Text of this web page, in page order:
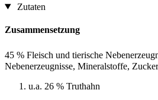
Zutaten
Zusammensetzung
45 % Fleisch und tierische
Nebenerzeugnisse, Mineralstoffe, Zucker
u.a. 26 % Truthahn